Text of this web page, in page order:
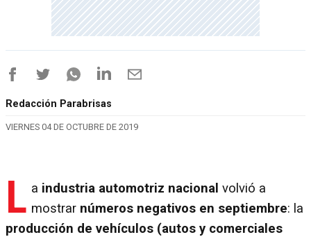
Redacción Parabrisas
VIERNES 04 DE OCTUBRE DE 2019
L a industria automotriz nacional volvió a
mostrar números negativos en septiembre: la
producción de vehículos (autos y comerciales